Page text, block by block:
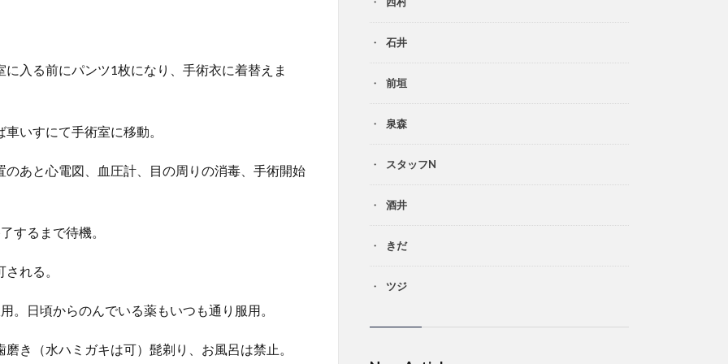
入る前にパンツ1枚になり、手術衣に着替えま
いすにて手術室に移動。
あと心電図、血圧計、目の周りの消毒、手術開始
するまで待機。
れる。
。日頃からのんでいる薬もいつも通り服用。
き（水ハミガキは可）髭剃り、お風呂は禁止。
石井
前垣
泉森
スタッフN
酒井
きだ
ツジ